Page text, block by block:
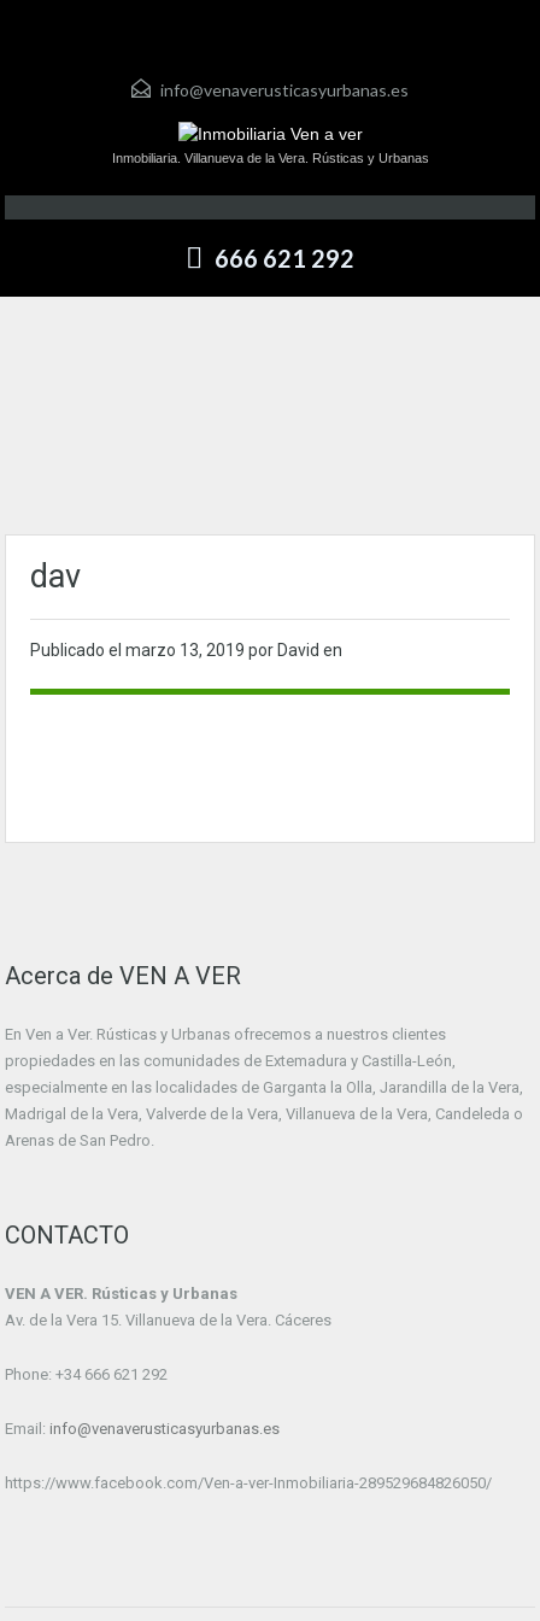
info@venaverusticasyurbanas.es
Inmobiliaria. Villanueva de la Vera. Rústicas y Urbanas
666 621 292
dav
Publicado el marzo 13, 2019 por David en
Acerca de VEN A VER
En Ven a Ver. Rústicas y Urbanas ofrecemos a nuestros clientes
propiedades en las comunidades de Extemadura y Castilla-León,
especialmente en las localidades de Garganta la Olla, Jarandilla de la Vera,
Madrigal de la Vera, Valverde de la Vera, Villanueva de la Vera, Candeleda o
Arenas de San Pedro.
CONTACTO
VEN A VER. Rústicas y Urbanas
Av. de la Vera 15. Villanueva de la Vera. Cáceres
Phone: +34 666 621 292
Email: info@venaverusticasyurbanas.es
https://www.facebook.com/Ven-a-ver-Inmobiliaria-289529684826050/